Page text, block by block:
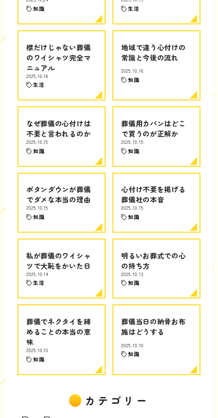
知識 生活
襟だけじゃない葬儀
のワイシャツ完全マ
ニュアル
2025.10.18
生活
地域で違う心付けの
常識と今後の流れ
2025.10.16
知識
なぜ葬儀の心付けは
不要と言われるのか
2025.10.15
知識
葬儀用カバンはどこ
で買うのが正解か
2025.10.15
知識
ボタンダウンが葬儀
でダメな本当の理由
2025.10.15
知識
心付け不要を掲げる
葬儀社の本音
2025.10.15
知識
私が葬儀のワイシャ
ツで大恥をかいた日
2025.10.14
生活
明るいお葬式での心
の持ち方
2025.10.13
知識
葬儀でネクタイを締
めることの本当の意
味
2025.10.10
知識
葬儀当日の納骨お布
施はどうする
2025.10.10
知識
カテゴリー